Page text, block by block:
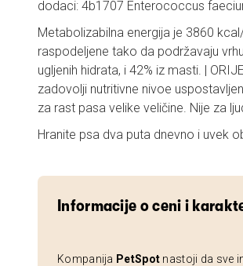
dodaci: 4b1707 Enterococcus
Metabolizabilna energija je 3860
raspodeljene tako da podržavaju
ugljenih hidrata, i 42% iz masti. |
zadovolji nutritivne nivoe
za rast pasa velike veličine. Nije za
Hranite psa dva puta dnevno i uvek
Informacije o ceni i
Kompanija PetSpot nastoji da sve